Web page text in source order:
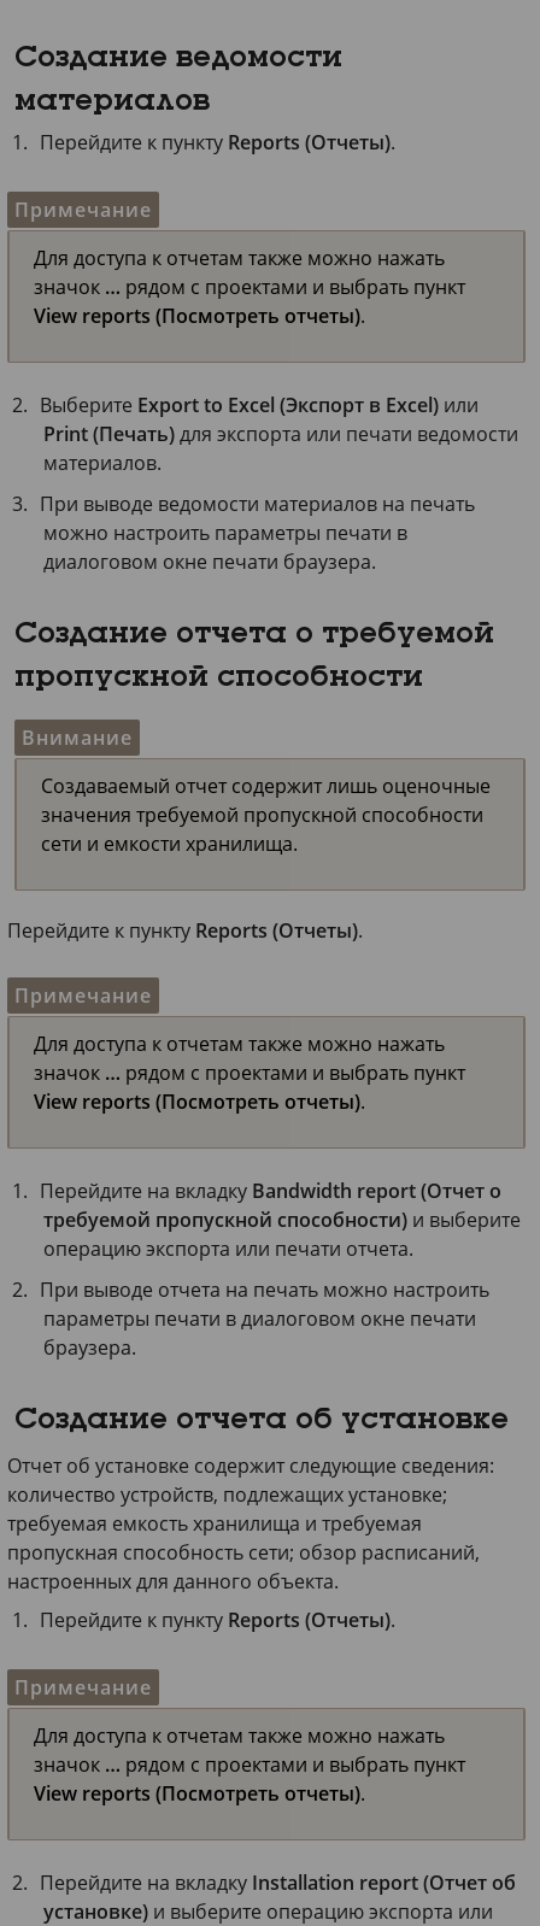
Создание ведомости
материалов
Перейдите к пункту Reports (Отчеты).
Примечание
Для доступа к отчетам также можно нажать
значок … рядом с проектами и выбрать пункт
View reports (Посмотреть отчеты).
Выберите Export to Excel (Экспорт в Excel) или
Print (Печать)для экспорта или печати ведомости
материалов.
При выводе ведомости материалов на печать
можно настроить параметры печати в
диалоговом окне печати браузера.
Создание отчета о требуемой
пропускной способности
Внимание
Создаваемый отчет содержит лишь оценочные
значения требуемой пропускной способности
сети и емкости хранилища.
Перейдите к пункту Reports (Отчеты).
Примечание
Для доступа к отчетам также можно нажать
значок … рядом с проектами и выбрать пункт
View reports (Посмотреть отчеты).
Перейдите на вкладку Bandwidth report (Отчет о
требуемой пропускной способности) и выберите
операцию экспорта или печати отчета.
При выводе отчета на печать можно настроить
параметры печати в диалоговом окне печати
браузера.
Создание отчета об установке
Отчет об установке содержит следующие сведения:
количество устройств, подлежащих установке;
требуемая емкость хранилища и требуемая
пропускная способность сети; обзор расписаний,
настроенных для данного объекта.
Перейдите к пункту Reports (Отчеты).
Примечание
Для доступа к отчетам также можно нажать
значок … рядом с проектами и выбрать пункт
View reports (Посмотреть отчеты).
Перейдите на вкладку Installation report (Отчет об
установке) и выберите операцию экспорта или